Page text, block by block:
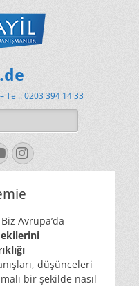
Tel.: 0203 394 14 33
Instagram
Biz Avrupa’da
düşünceleri
bir şekilde nasıl